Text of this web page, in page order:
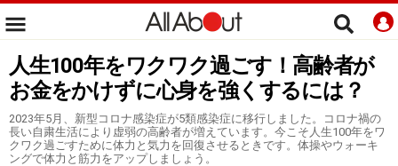
人生100年をワクワク過ごす！高齢者が
お金をかけずに心身を強くするには？
2023年5月、新型コロナ感染症が5類感染症に移行しました。コロナ禍の
長い自粛生活により虚弱の高齢者が増えています。今こそ人生100年をワ
クワク過ごすために体力と気力を回復させるときです。体操やウォーキ
ングで体力と筋力をアップしましょう。